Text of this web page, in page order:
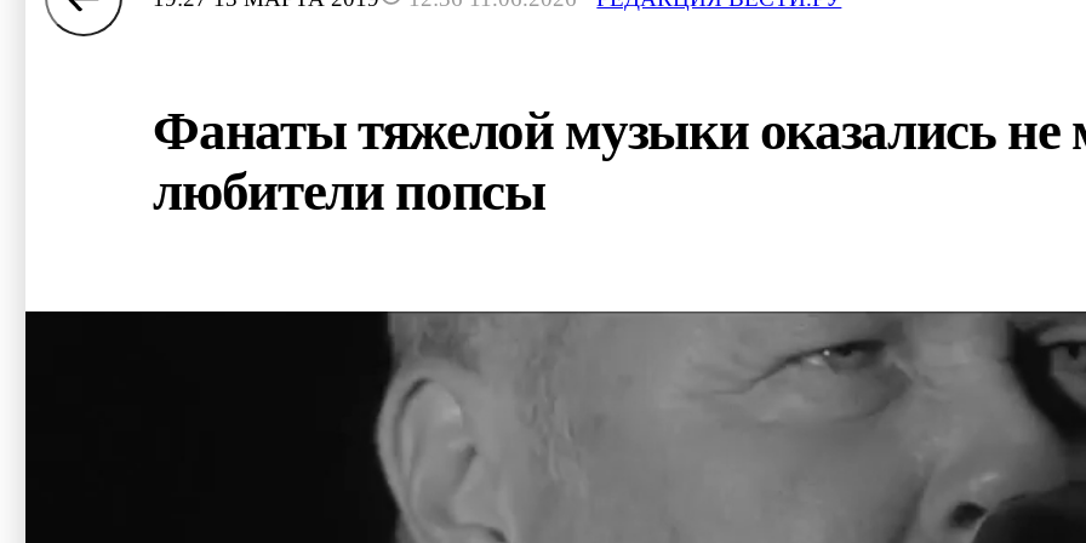
Фанаты тяжелой музыки оказались не
любители попсы